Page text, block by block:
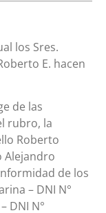
los Sres.
E. hacen
de las
rubro, la
Roberto
Alejandro
de los
– DNI N°
DNI N°